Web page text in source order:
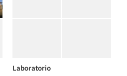
Laboratorio